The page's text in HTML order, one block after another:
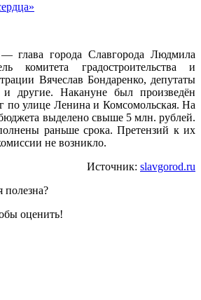
глава города Славгорода Людмила
комитета градостроительства и
Вячеслав Бондаренко, депутаты
и другие. Накануне был произведён
по улице Ленина и Комсомольская. На
выделено свыше 5 млн. рублей.
раньше срока. Претензий к их
не возникло.
Источник: slavgorod.ru
полезна?
оценить!